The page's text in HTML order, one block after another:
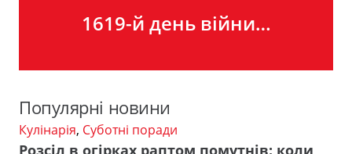
1619-й день війни…
Популярні новини
Кулінарія, Суботні поради